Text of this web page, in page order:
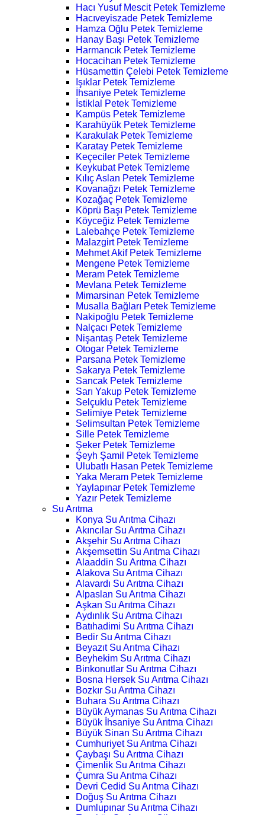
Hacı Yusuf Mescit Petek Temizleme
Hacıveyiszade Petek Temizleme
Hamza Oğlu Petek Temizleme
Hanay Başı Petek Temizleme
Harmancık Petek Temizleme
Hocacihan Petek Temizleme
Hüsamettin Çelebi Petek Temizleme
Işıklar Petek Temizleme
İhsaniye Petek Temizleme
İstiklal Petek Temizleme
Kampüs Petek Temizleme
Karahüyük Petek Temizleme
Karakulak Petek Temizleme
Karatay Petek Temizleme
Keçeciler Petek Temizleme
Keykubat Petek Temizleme
Kılıç Aslan Petek Temizleme
Kovanağzı Petek Temizleme
Kozağaç Petek Temizleme
Köprü Başı Petek Temizleme
Köyceğiz Petek Temizleme
Lalebahçe Petek Temizleme
Malazgirt Petek Temizleme
Mehmet Akif Petek Temizleme
Mengene Petek Temizleme
Meram Petek Temizleme
Mevlana Petek Temizleme
Mimarsinan Petek Temizleme
Musalla Bağları Petek Temizleme
Nakipoğlu Petek Temizleme
Nalçacı Petek Temizleme
Nişantaş Petek Temizleme
Otogar Petek Temizleme
Parsana Petek Temizleme
Sakarya Petek Temizleme
Sancak Petek Temizleme
Sarı Yakup Petek Temizleme
Selçuklu Petek Temizleme
Selimiye Petek Temizleme
Selimsultan Petek Temizleme
Sille Petek Temizleme
Şeker Petek Temizleme
Şeyh Şamil Petek Temizleme
Ulubatlı Hasan Petek Temizleme
Yaka Meram Petek Temizleme
Yaylapınar Petek Temizleme
Yazır Petek Temizleme
Su Arıtma
Konya Su Arıtma Cihazı
Akıncılar Su Arıtma Cihazı
Akşehir Su Arıtma Cihazı
Akşemsettin Su Arıtma Cihazı
Alaaddin Su Arıtma Cihazı
Alakova Su Arıtma Cihazı
Alavardı Su Arıtma Cihazı
Alpaslan Su Arıtma Cihazı
Aşkan Su Arıtma Cihazı
Aydınlık Su Arıtma Cihazı
Batıhadimi Su Arıtma Cihazı
Bedir Su Arıtma Cihazı
Beyazıt Su Arıtma Cihazı
Beyhekim Su Arıtma Cihazı
Binkonutlar Su Arıtma Cihazı
Bosna Hersek Su Arıtma Cihazı
Bozkır Su Arıtma Cihazı
Buhara Su Arıtma Cihazı
Büyük Aymanas Su Arıtma Cihazı
Büyük İhsaniye Su Arıtma Cihazı
Büyük Sinan Su Arıtma Cihazı
Cumhuriyet Su Arıtma Cihazı
Çaybaşı Su Arıtma Cihazı
Çimenlik Su Arıtma Cihazı
Çumra Su Arıtma Cihazı
Devri Cedid Su Arıtma Cihazı
Doğuş Su Arıtma Cihazı
Dumlupınar Su Arıtma Cihazı